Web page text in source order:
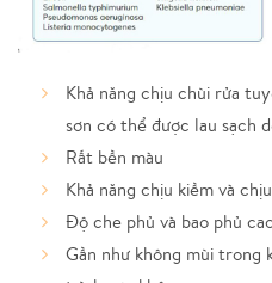
Khả năng chịu chùi rửa
sơn có thể được lau sạch
Rất bền màu
Khả năng chịu kiềm và
Độ che phủ và bao phủ
Gần như không mùi trong